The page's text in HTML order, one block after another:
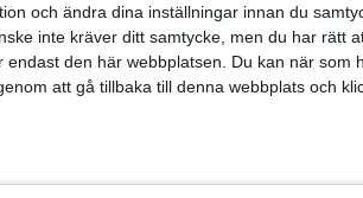
och ändra dina inställningar innan du
inte kräver ditt samtycke, men du har rätt
den här webbplatsen. Du kan när som
att gå tillbaka till denna webbplats och
äldsta och största
på Stockholms